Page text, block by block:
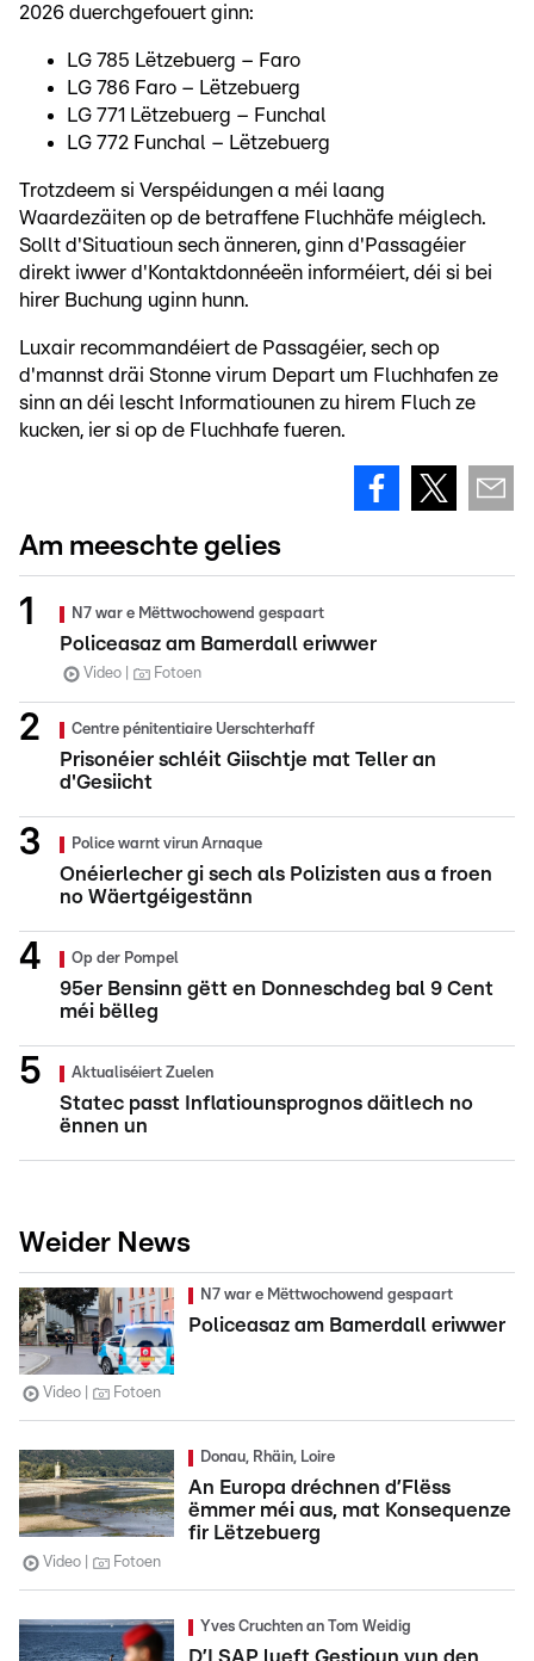
2026 duerchgefouert ginn:
LG 785 Lëtzebuerg – Faro
LG 786 Faro – Lëtzebuerg
LG 771 Lëtzebuerg – Funchal
LG 772 Funchal – Lëtzebuerg
Trotzdeem si Verspéidungen a méi laang
Waardezäiten op de betraffene Fluchhäfe méiglech.
Sollt d'Situatioun sech änneren, ginn d'Passagéier
direkt iwwer d'Kontaktdonnéeën informéiert, déi si bei
hirer Buchung uginn hunn.
Luxair recommandéiert de Passagéier, sech op
d'mannst dräi Stonne virum Depart um Fluchhafen ze
sinn an déi lescht Informatiounen zu hirem Fluch ze
kucken, ier si op de Fluchhafe fueren.
Am meeschte gelies
N7 war e Mëttwochowend gespaart
Policeasaz am Bamerdall eriwwer
Video Fotoen
Centre pénitentiaire Uerschterhaff
Prisonéier schléit Giischtje mat Teller an
d'Gesiicht
Police warnt virun Arnaque
Onéierlecher gi sech als Polizisten aus a froen
no Wäertgéigestänn
Op der Pompel
95er Bensinn gëtt en Donneschdeg bal 9 Cent
méi bëlleg
Aktualiséiert Zuelen
Statec passt Inflatiounsprognos däitlech no
ënnen un
Weider News
N7 war e Mëttwochowend gespaart
Policeasaz am Bamerdall eriwwer
Video Fotoen
Donau, Rhäin, Loire
An Europa dréchnen d’Flëss
ëmmer méi aus, mat Konsequenze
fir Lëtzebuerg
Video Fotoen
Yves Cruchten an Tom Weidig
D’LSAP lueft Gestioun vun den